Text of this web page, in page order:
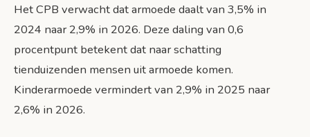
Het CPB verwacht dat armoede daalt van 3,5% in
2024 naar 2,9% in 2026. Deze daling van 0,6
procentpunt betekent dat naar schatting
tienduizenden mensen uit armoede komen.
Kinderarmoede vermindert van 2,9% in 2025 naar
2,6% in 2026.